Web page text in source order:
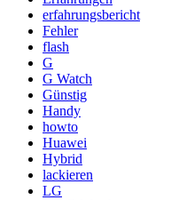
erfahrungsbericht
Fehler
flash
G
G Watch
Günstig
Handy
howto
Huawei
Hybrid
lackieren
LG